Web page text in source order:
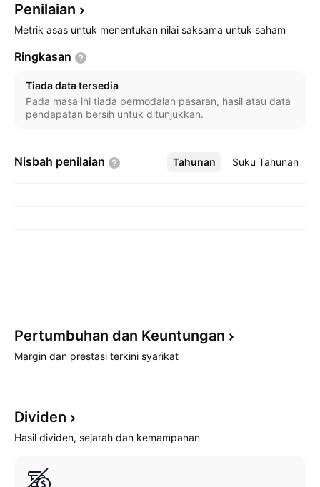
Penilaian
Metrik asas untuk menentukan nilai saksama untuk saham
Ringkasan
Tiada data tersedia
Pada masa ini tiada permodalan pasaran, hasil atau data
pendapatan bersih untuk ditunjukkan.
Nisbah penilaian Tahunan Suku Tahunan
Lebih
Pertumbuhan dan Keuntungan
Margin dan prestasi terkini syarikat
Dividen
Hasil dividen, sejarah dan kemampanan